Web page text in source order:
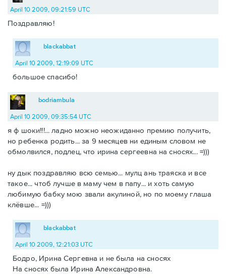
April 10 2009, 09:21:59 UTC
Поздравляю!
blackabbat
April 10 2009, 12:19:09 UTC
большое спасибо!
bodriambula
April 10 2009, 09:35:54 UTC
я ф шоки!!!... ладно можно неожиданно премию получить,
но ребенка родить... за 9 месяцев ни единым словом не
обмолвился, подлец, что ирина сергеевна на сносях... =)))
ну дык поздравляю всю семью... мулц ань траяска и все
такое... чтоб лучше в маму чем в папу... и хоть самую
любимую бабку мою звали акулиной, но по моему глаша
клёвше... =)))
blackabbat
April 10 2009, 12:21:03 UTC
Бодро, Ирина Сергевна и не была на сносях
На сносях была Ирина Александровна.